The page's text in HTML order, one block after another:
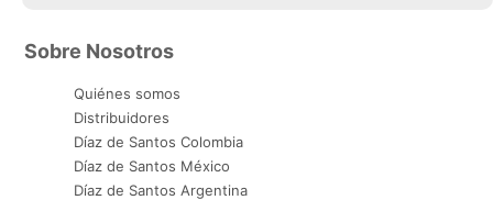
Sobre Nosotros
Quiénes somos
Distribuidores
Díaz de Santos Colombia
Díaz de Santos México
Díaz de Santos Argentina